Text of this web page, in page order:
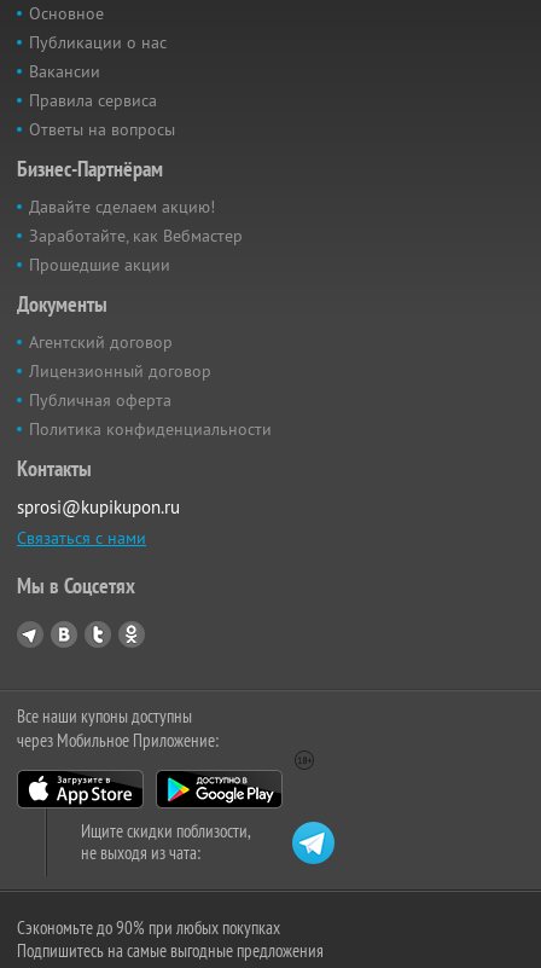
Основное
Публикации о нас
Вакансии
Правила сервиса
Ответы на вопросы
Бизнес-Партнёрам
Давайте сделаем акцию!
Заработайте, как Вебмастер
Прошедшие акции
Документы
Агентский договор
Лицензионный договор
Публичная оферта
Политика конфиденциальности
Контакты
sprosi@kupikupon.ru
Связаться с нами
Мы в Соцсетях
Все наши купоны доступны
через Мобильное Приложение:
Ищите скидки поблизости,
не выходя из чата:
Сэкономьте до 90% при любых покупках
Подпишитесь на самые выгодные предложения